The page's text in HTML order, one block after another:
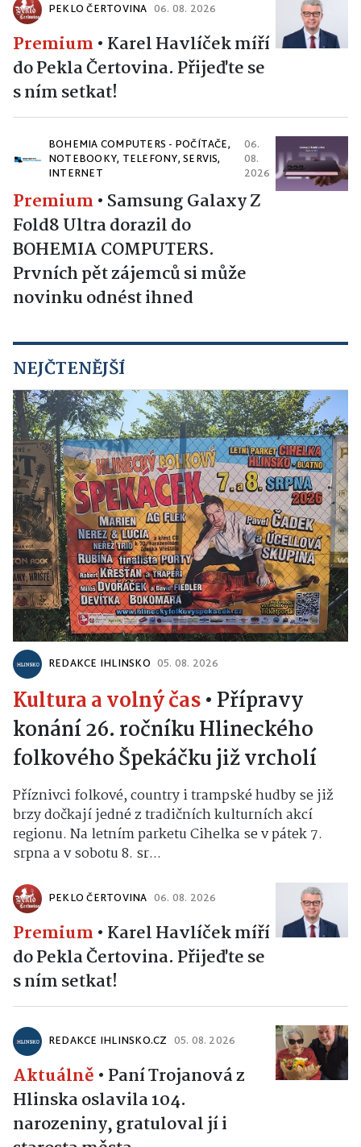
PEKLO ČERTOVINA 06. 08. 2026
Premium • Karel Havlíček míří
do Pekla Čertovina. Přijeďte se
s ním setkat!
BOHEMIA COMPUTERS - POČÍTAČE,
NOTEBOOKY, TELEFONY, SERVIS,
INTERNET
06.
08.
2026
Premium • Samsung Galaxy Z
Fold8 Ultra dorazil do
BOHEMIA COMPUTERS.
Prvních pět zájemců si může
novinku odnést ihned
NEJČTENĚJŠÍ
REDAKCE IHLINSKO 05. 08. 2026
Kultura a volný čas• Přípravy
konání 26. ročníku Hlineckého
folkového Špekáčku již vrcholí
Příznivci folkové, country i trampské hudby se již
brzy dočkají jedné z tradičních kulturních akcí
regionu. Na letním parketu Cihelka se v pátek 7.
srpna a v sobotu 8. sr...
PEKLO ČERTOVINA 06. 08. 2026
Premium • Karel Havlíček míří
do Pekla Čertovina. Přijeďte se
s ním setkat!
REDAKCE IHLINSKO.CZ 05. 08. 2026
Aktuálně • Paní Trojanová z
Hlinska oslavila 104.
narozeniny, gratuloval jí i